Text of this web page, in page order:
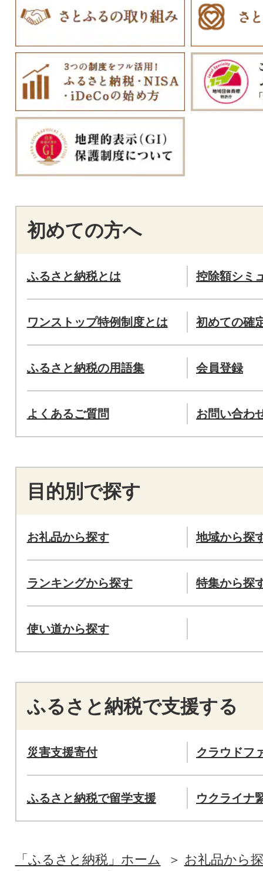
初めての方へ
ふるさと納税とは 控除額シミ
ワンストップ特例制度とは 初めての確
ふるさと納税の用語集 会員登録
よくあるご質問 お問い合わ
目的別で探す
お礼品から探す 地域から探
ランキングから探す 特集から探
使い道から探す
ふるさと納税で支援する
災害支援寄付 クラウドフ
ふるさと納税で留学支援 ウクライナ
「ふるさと納税」ホーム
お礼品から